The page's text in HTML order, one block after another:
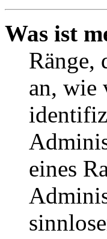
Was ist
Ränge,
an, wie
eines